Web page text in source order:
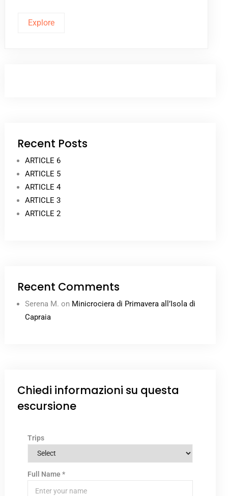
Explore
Recent Posts
ARTICLE 6
ARTICLE 5
ARTICLE 4
ARTICLE 3
ARTICLE 2
Recent Comments
Serena M. on Minicrociera di Primavera all’Isola di
Capraia
Chiedi informazioni su questa
escursione
Trips
Full Name *